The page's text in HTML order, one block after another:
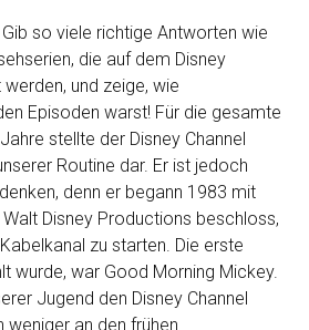
Gib so viele richtige Antworten wie
die auf dem Disney
und zeige, wie
Episoden warst! Für die gesamte
stellte der Disney Channel
Routine dar. Er ist jedoch
denn er begann 1983 mit
Disney Productions beschloss,
zu starten. Die erste
wurde, war Good Morning Mickey.
Jugend den Disney Channel
weniger an den frühen